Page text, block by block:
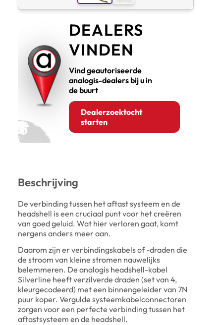
DEALERS
VINDEN
Vind geautoriseerde
analogis-dealers bij u in
de buurt
Dealerzoektocht
starten
Beschrijving
De verbinding tussen het aftast systeem en de
headshell is een cruciaal punt voor het creëren
van goed geluid. Wat hier verloren gaat, komt
nergens anders meer aan.
Daarom zijn er verbindingskabels of -draden die
de stroom van kleine stromen nauwelijks
belemmeren. De analogis headshell-kabel
Silverline heeft verzilverde draden (set van 4,
kleurgecodeerd) met een binnengeleider van 7N
puur koper. Vergulde systeemkabelconnectoren
zorgen voor een perfecte verbinding tussen het
aftastsysteem en de headshell.